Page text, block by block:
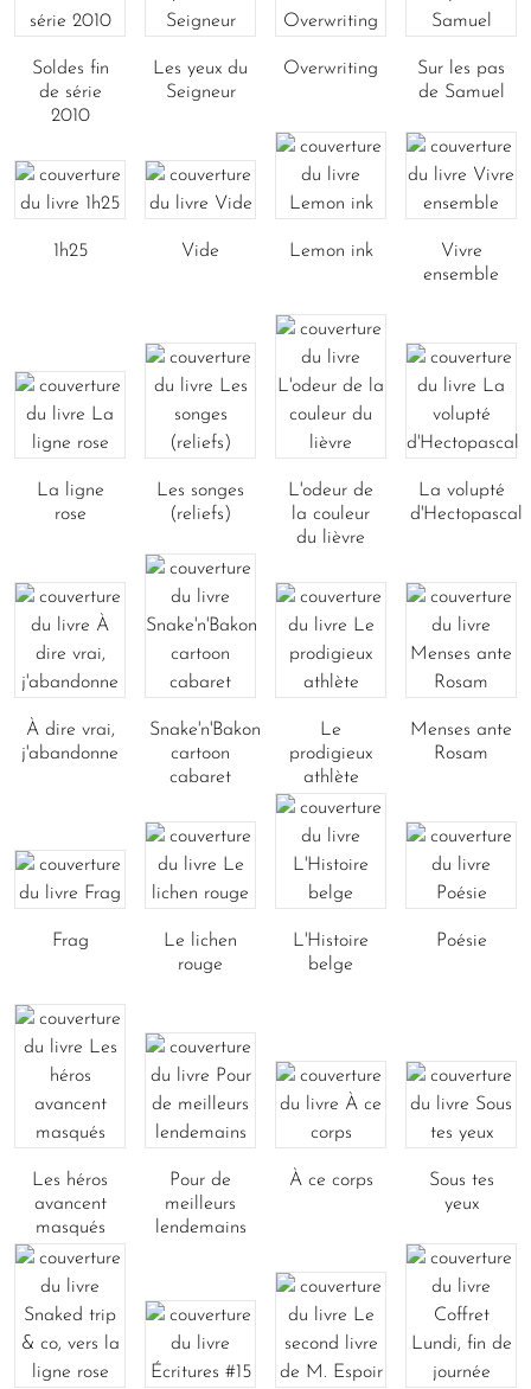
Soldes fin
de série
2010
Les yeux du
Seigneur
Overwriting
Sur les pas
de Samuel
1h25 Vide Lemon ink
Vivre
ensemble
La ligne
rose
Les songes
(reliefs)
L'odeur de
la couleur
du lièvre
La volupté
d'Hectopascal
À dire vrai,
j'abandonne
Snake'n'Bakon
cartoon
cabaret
Le
prodigieux
athlète
Menses ante
Rosam
Frag
Le lichen
rouge
L'Histoire
belge
Poésie
Les héros
avancent
masqués
Pour de
meilleurs
lendemains
À ce corps
Sous tes
yeux